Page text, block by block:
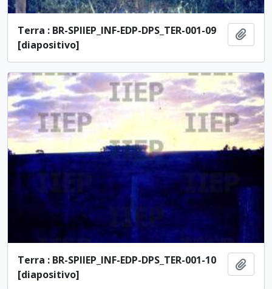
Terra : BR-SPIIEP_INF-EDP-DPS_TER-001-09
[diapositivo]
Terra : BR-SPIIEP_INF-EDP-DPS_TER-001-10
[diapositivo]